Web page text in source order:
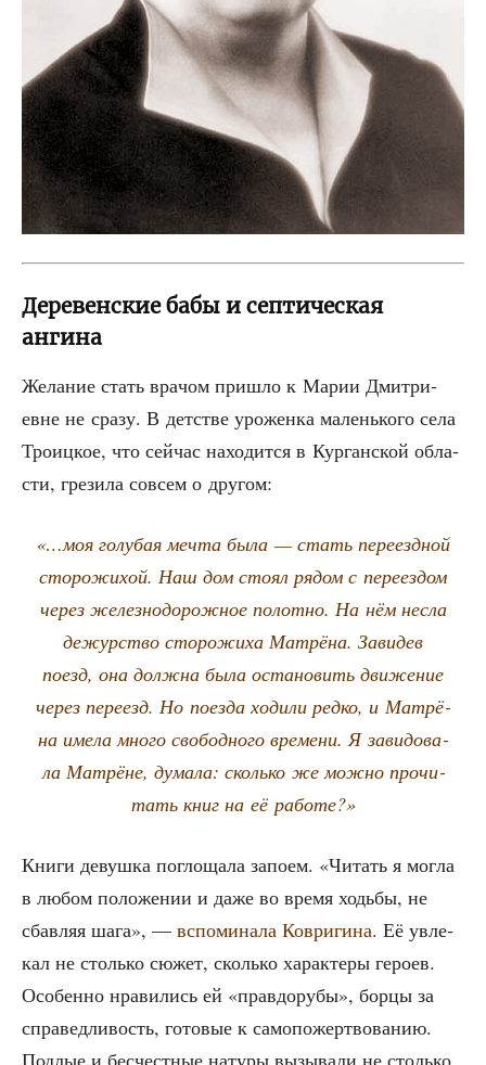
Деревенские бабы и септическая
ангина
Жела­ние стать вра­чом при­шло к Марии Дмит­ри­
евне не сра­зу. В дет­стве уро­жен­ка малень­ко­го села
Тро­иц­кое, что сей­час нахо­дит­ся в Кур­ган­ской обла­
сти, гре­зи­ла совсем о другом:
«…моя голу­бая меч­та была — стать пере­езд­ной
сто­ро­жи­хой. Наш дом сто­ял рядом с пере­ез­дом
через желез­но­до­рож­ное полот­но. На нём нес­ла
дежур­ство сто­ро­жи­ха Мат­рё­на. Зави­дев
поезд, она долж­на была оста­но­вить дви­же­ние
через пере­езд. Но поез­да ходи­ли ред­ко, и Мат­рё­
на име­ла мно­го сво­бод­но­го вре­ме­ни. Я зави­до­ва­
ла Мат­рёне, дума­ла: сколь­ко же мож­но про­чи­
тать книг на её работе?»
Кни­ги девуш­ка погло­ща­ла запо­ем. «Читать я мог­ла
в любом поло­же­нии и даже во вре­мя ходь­бы, не
сбав­ляя шага», — вспо­ми­на­ла Коври­ги­на. Её увле­
кал не столь­ко сюжет, сколь­ко харак­те­ры геро­ев.
Осо­бен­но нра­ви­лись ей «прав­дору­бы», бор­цы за
спра­вед­ли­вость, гото­вые к само­по­жерт­во­ва­нию.
Под­лые и бес­чест­ные нату­ры вызы­ва­ли не столь­ко